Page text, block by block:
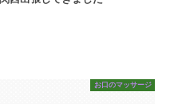
お口のマッサージ